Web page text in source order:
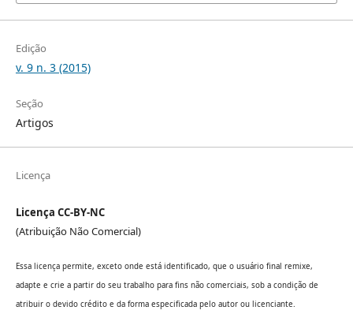
Edição
v. 9 n. 3 (2015)
Seção
Artigos
Licença
Licença CC-BY-NC
(Atribuição Não Comercial)
Essa licença permite, exceto onde está identificado, que o usuário final remixe,
adapte e crie a partir do seu trabalho para fins não comerciais, sob a condição de
atribuir o devido crédito e da forma especificada pelo autor ou licenciante.